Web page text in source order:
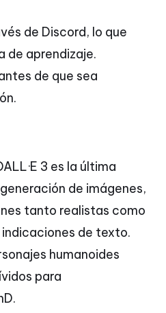
de Discord, lo que
de aprendizaje.
de que sea
3 es la última
de imágenes,
tanto realistas como
de texto.
humanoides
para